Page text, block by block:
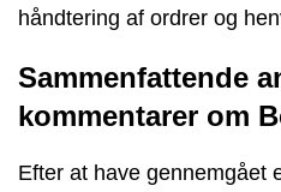
håndtering af ordrer og
Sammenfattende
kommentarer om
Efter at have gennemgået